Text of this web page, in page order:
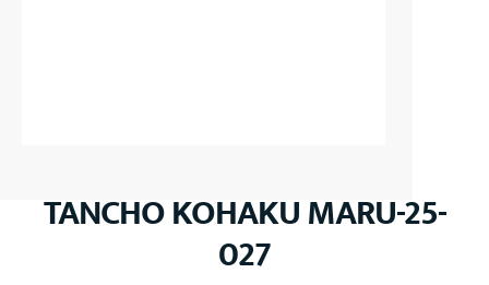
TANCHO KOHAKU MARU-25-
027